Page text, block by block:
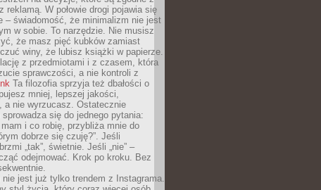
reklamą. W połowie drogi pojawia się
– świadomość, że minimalizm nie jest
w sobie. To narzędzie. Nie musisz
że masz pięć kubków zamiast
winy, że lubisz książki w papierze.
z przedmiotami i z czasem, która
sprawczości, a nie kontroli z
Ta filozofia sprzyja też dbałości o
mniej, lepszej jakości,
a nie wyrzucasz. Ostatecznie
się do jednego pytania:
i co robię, przybliża mnie do
dobrze się czuję?”. Jeśli
„tak”, świetnie. Jeśli „nie” –
odejmować. Krok po kroku. Bez
nie jest już tylko trendem z Instagrama.